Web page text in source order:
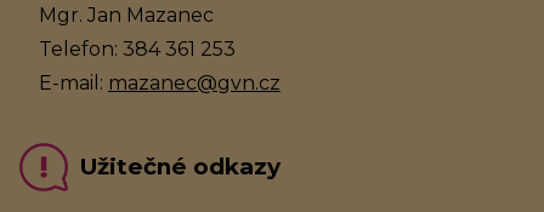
Mgr. Jan Mazanec
Telefon: 384 361 253
E-mail: mazanec@gvn.cz
Užitečné odkazy